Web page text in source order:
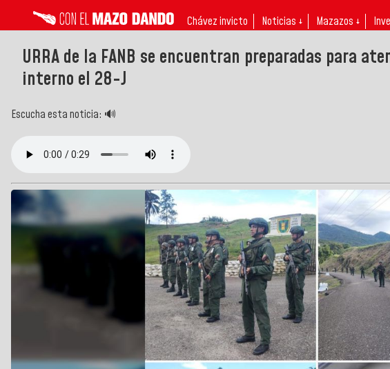
Chávez invicto Noticias ↓ Mazazos ↓
URRA de la FANB se encuentran preparadas para
interno el 28-J
Escucha esta noticia: 🔊